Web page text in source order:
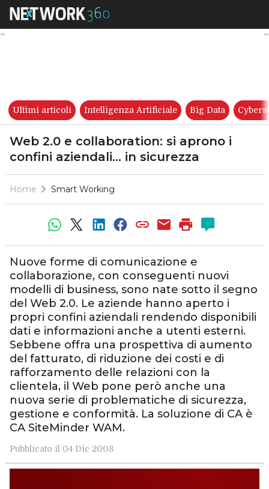
Web 2.0 e collaboration: si
Ultimi articoli Intelligenza Artificiale Big Data
Web 2.0 e collaboration: si aprono i
confini aziendali… in sicurezza
Home Smart Working
Nuove forme di comunicazione e
collaborazione, con conseguenti nuovi
modelli di business, sono nate sotto il segno
del Web 2.0. Le aziende hanno aperto i
propri confini aziendali rendendo disponibili
dati e informazioni anche a utenti esterni.
Sebbene offra una prospettiva di aumento
del fatturato, di riduzione dei costi e di
rafforzamento delle relazioni con la
clientela, il Web pone però anche una
nuova serie di problematiche di sicurezza,
gestione e conformità. La soluzione di CA è
CA SiteMinder WAM.
Pubblicato il 04 Dic 2008